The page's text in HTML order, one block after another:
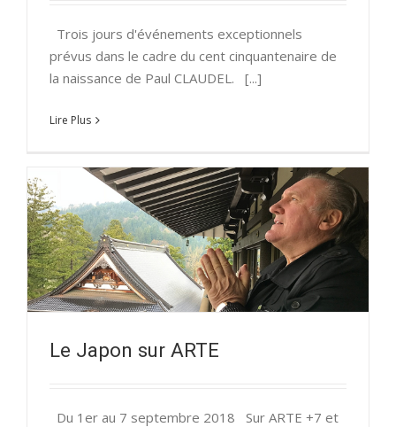
Trois jours d'événements exceptionnels
prévus dans le cadre du cent cinquantenaire de
la naissance de Paul CLAUDEL. [...]
Lire Plus
Le Japon sur ARTE
Du 1er au 7 septembre 2018 Sur ARTE +7 et